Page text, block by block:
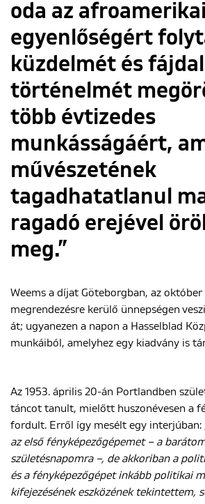
oda az
egyenlőségért
küzdelmét és
történelmét
több évtizedes
munkásságáért,
művészetének
tagadhatatlanul
ragadó erejével
meg.”
Weems a díjat Göteborgban, az október
megrendezésre kerülő ünnepségen
át; ugyanezen a napon a Hasselblad
munkáiból, amelyhez egy kiadvány is
Az 1953. április 20-án Portlandben
táncot tanult, mielőtt huszonévesen a
fordult. Erről így mesélt egy interjúban:
az első fényképezőgépemet – a
születésnapomra –, de akkoriban a
és a fényképezőgépet inkább politikai
kifejezésének eszközének tekintettem,